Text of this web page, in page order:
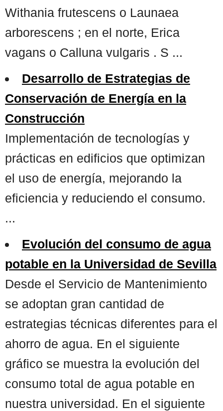
Withania frutescens o Launaea
arborescens ; en el norte, Erica
vagans o Calluna vulgaris . S ...
Desarrollo de Estrategias de
Conservación de Energía en la
Construcción
Implementación de tecnologías y
prácticas en edificios que optimizan
el uso de energía, mejorando la
eficiencia y reduciendo el consumo.
...
Evolución del consumo de agua
potable en la Universidad de Sevilla
Desde el Servicio de Mantenimiento
se adoptan gran cantidad de
estrategias técnicas diferentes para el
ahorro de agua. En el siguiente
gráfico se muestra la evolución del
consumo total de agua potable en
nuestra universidad. En el siguiente